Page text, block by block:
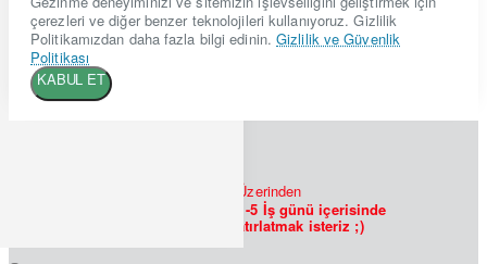
çerezleri ve diğer benzer teknolojileri kullanıyoruz. Gizlilik
Politikamızdan daha fazla bilgi edinin.Gizlilik ve Güvenlik
Politikası
KABUL ET
Üzerinden
Siparişlerin 1-5 İş günü içerisinde
hazırlanmakta olduğunu hatırlatmak isteriz ;)